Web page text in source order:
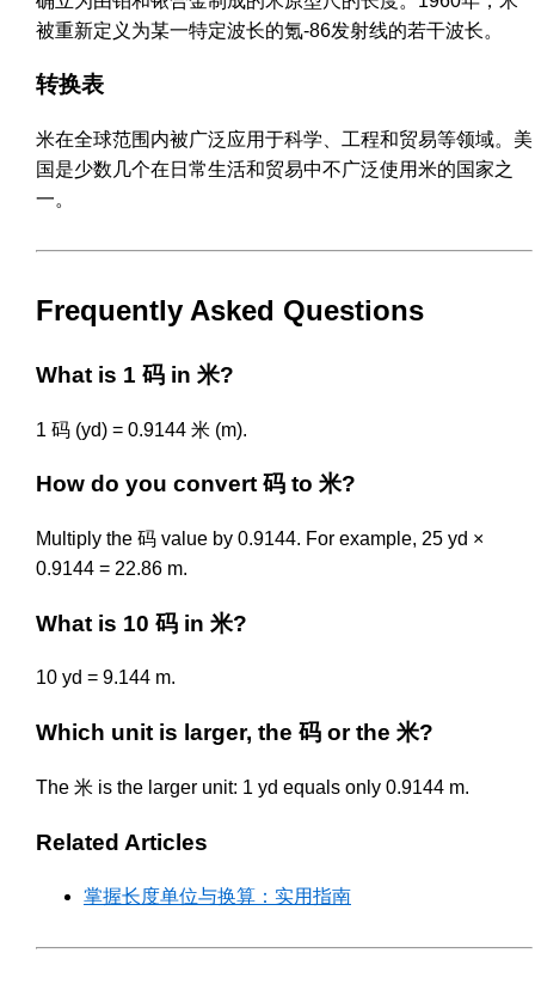
被重新定义为某一特定波长的氪-86发射线的若干波长。
转换表
米在全球范围内被广泛应用于科学、工程和贸易等领域。美
国是少数几个在日常生活和贸易中不广泛使用米的国家之
一。
Frequently Asked Questions
What is 1 码 in 米?
1 码 (yd) = 0.9144 米 (m).
How do you convert 码 to 米?
Multiply the 码 value by 0.9144. For example, 25 yd ×
0.9144 = 22.86 m.
What is 10 码 in 米?
10 yd = 9.144 m.
Which unit is larger, the 码 or the 米?
The 米 is the larger unit: 1 yd equals only 0.9144 m.
Related Articles
掌握长度单位与换算：实用指南